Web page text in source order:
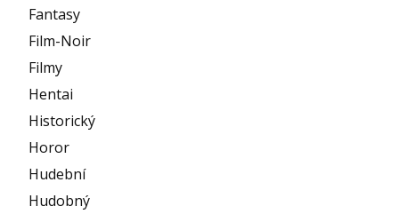
Fantasy
Film-Noir
Filmy
Hentai
Historický
Horor
Hudební
Hudobný